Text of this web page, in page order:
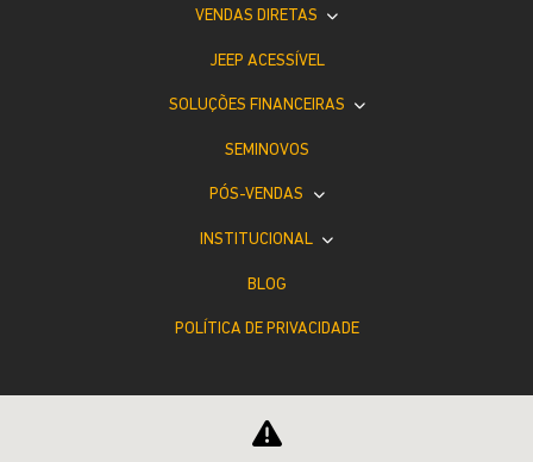
VENDAS DIRETAS
JEEP ACESSÍVEL
SOLUÇÕES FINANCEIRAS
SEMINOVOS
PÓS-VENDAS
INSTITUCIONAL
BLOG
POLÍTICA DE PRIVACIDADE